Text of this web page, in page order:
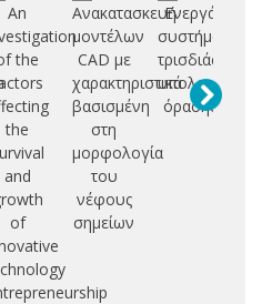
An
the
the
and
of
Ανακατασκευή
μοντέλων
CAD με
χαρακτηριστικά
βασισμένη
στη
μορφολογία
του
νέφους
σημείων
Ενεργά
συστήματα
τρισδιάστατης
όρασης